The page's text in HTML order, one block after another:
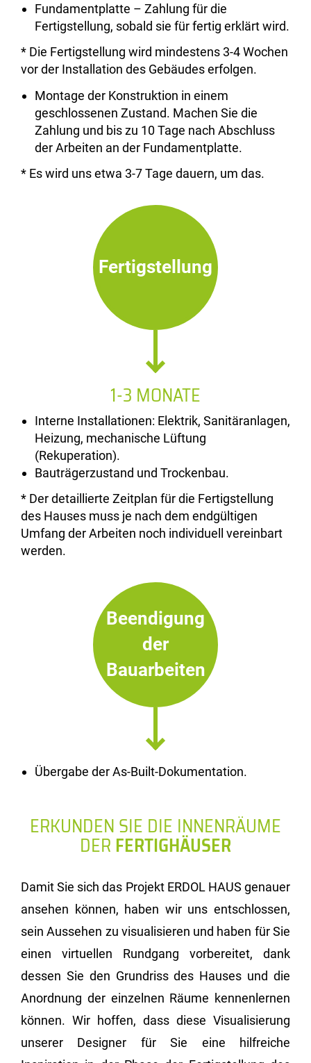
Fundamentplatte – Zahlung für die
Fertigstellung, sobald sie für fertig erklärt wird.
* Die Fertigstellung wird mindestens 3-4 Wochen
vor der Installation des Gebäudes erfolgen.
Montage der Konstruktion in einem
geschlossenen Zustand. Machen Sie die
Zahlung und bis zu 10 Tage nach Abschluss
der Arbeiten an der Fundamentplatte.
* Es wird uns etwa 3-7 Tage dauern, um das.
Fertigstellung
1-3 MONATE
Interne Installationen: Elektrik, Sanitäranlagen,
Heizung, mechanische Lüftung
(Rekuperation).
Bauträgerzustand und Trockenbau.
* Der detaillierte Zeitplan für die Fertigstellung
des Hauses muss je nach dem endgültigen
Umfang der Arbeiten noch individuell vereinbart
werden.
Beendigung
der
Bauarbeiten
Übergabe der As-Built-Dokumentation.
ERKUNDEN SIE DIE INNENRÄUME
DERFERTIGHÄUSER
Damit Sie sich das Projekt ERDOL HAUS genauer
ansehen können, haben wir uns entschlossen,
sein Aussehen zu visualisieren und haben für Sie
einen virtuellen Rundgang vorbereitet, dank
dessen Sie den Grundriss des Hauses und die
Anordnung der einzelnen Räume kennenlernen
können. Wir hoffen, dass diese Visualisierung
unserer Designer für Sie eine hilfreiche